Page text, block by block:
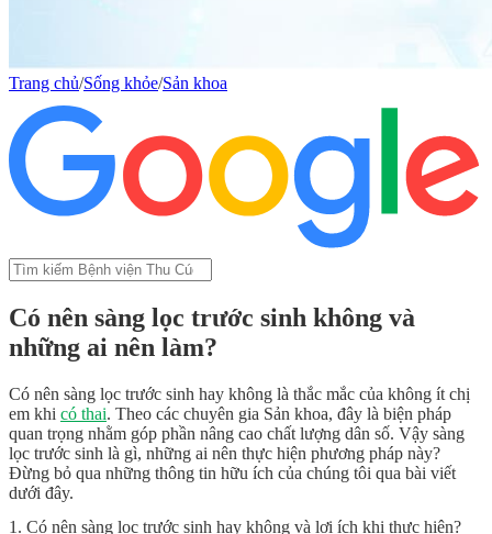
Trang chủ/Sống khỏe/Sản khoa
Có nên sàng lọc trước sinh không và
những ai nên làm?
Có nên sàng lọc trước sinh hay không là thắc mắc của không ít chị
em khi có thai. Theo các chuyên gia Sản khoa, đây là biện pháp
quan trọng nhằm góp phần nâng cao chất lượng dân số. Vậy sàng
lọc trước sinh là gì, những ai nên thực hiện phương pháp này?
Đừng bỏ qua những thông tin hữu ích của chúng tôi qua bài viết
dưới đây.
1. Có nên sàng lọc trước sinh hay không và lợi ích khi thực hiện?